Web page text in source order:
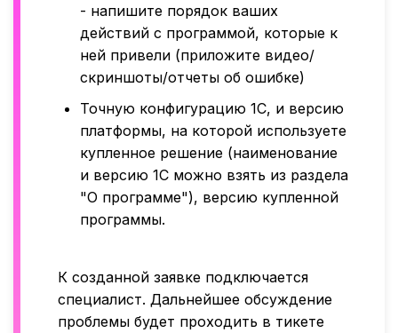
- напишите порядок ваших
действий с программой, которые к
ней привели (приложите видео/
скриншоты/отчеты об ошибке)
Точную конфигурацию 1С, и версию
платформы, на которой используете
купленное решение (наименование
и версию 1С можно взять из раздела
"О программе"), версию купленной
программы.
К созданной заявке подключается
специалист. Дальнейшее обсуждение
проблемы будет проходить в тикете